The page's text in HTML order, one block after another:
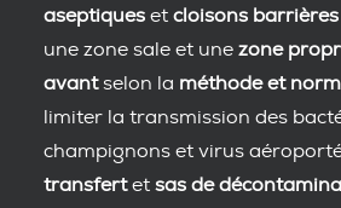
aseptiques et cloisons barrières
une zone sale et une zone
avantselon la méthode et
limiter la transmission des
champignons et virus
transfertet sas de